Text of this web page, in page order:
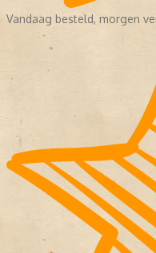
Vandaag besteld, morgen